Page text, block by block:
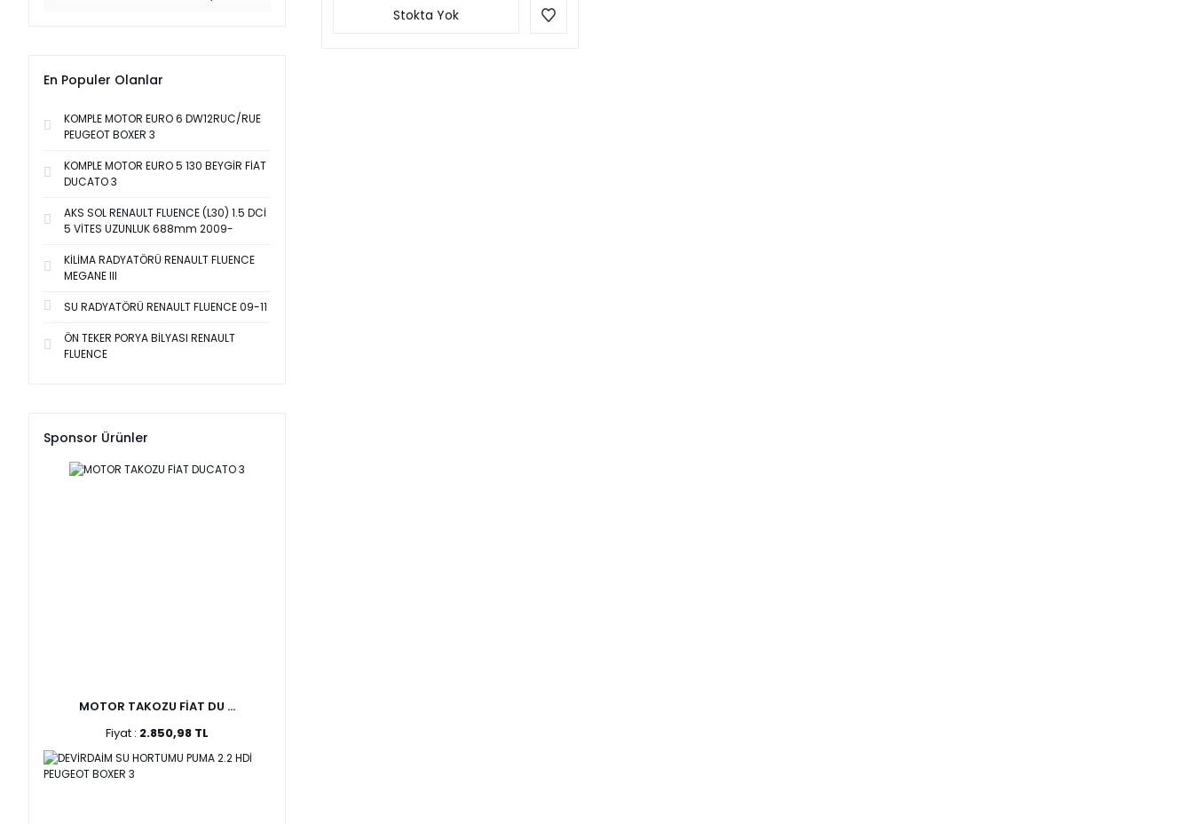
En Populer Olanlar
KOMPLE MOTOR EURO 6 DW12RUC/RUE
PEUGEOT BOXER 3
KOMPLE MOTOR EURO 5 130 BEYGİR FİAT
DUCATO 3
AKS SOL RENAULT FLUENCE (L30) 1.5 DCİ
5 VİTES UZUNLUK 688mm 2009-
KİLİMA RADYATÖRÜ RENAULT FLUENCE
MEGANE III
SU RADYATÖRÜ RENAULT FLUENCE 09-11
ÖN TEKER PORYA BİLYASI RENAULT
FLUENCE
Sponsor Ürünler
MOTOR TAKOZU FİAT DU ...
Fiyat : 2.850,98 TL
Stokta Yok